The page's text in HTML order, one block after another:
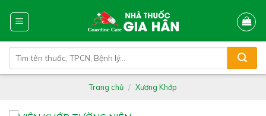
kiếm:
Trang chủ / Xương Khớp